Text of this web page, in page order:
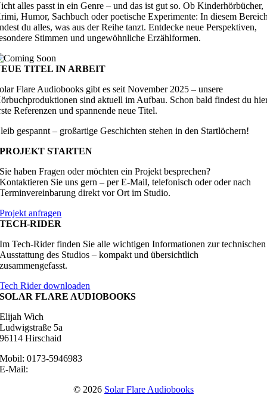
alles passt in ein Genre – und das ist gut so. Ob Kinderhörbücher,
Humor, Sachbuch oder poetische Experimente: In diesem
du alles, was aus der Reihe tanzt. Entdecke neue Perspektiven,
Stimmen und ungewöhnliche Erzählformen.
TITEL IN ARBEIT
Flare Audiobooks gibt es seit November 2025 – unsere
sind aktuell im Aufbau. Schon bald findest du
Referenzen und spannende neue Titel.
gespannt – großartige Geschichten stehen in den Startlöchern!
PROJEKT STARTEN
Sie haben Fragen oder möchten ein Projekt besprechen?
Kontaktieren Sie uns gern – per E-Mail, telefonisch oder oder nach
Terminvereinbarung direkt vor Ort im Studio.
Projekt anfragen
TECH-RIDER
Im Tech-Rider finden Sie alle wichtigen Informationen zur technischen
Ausstattung des Studios – kompakt und übersichtlich
zusammengefasst.
Tech Rider downloaden
SOLAR FLARE AUDIOBOOKS
Elijah Wich
Ludwigstraße 5a
96114 Hirschaid
Mobil: 0173-5946983
E-Mail:
© 2026 Solar Flare Audiobooks